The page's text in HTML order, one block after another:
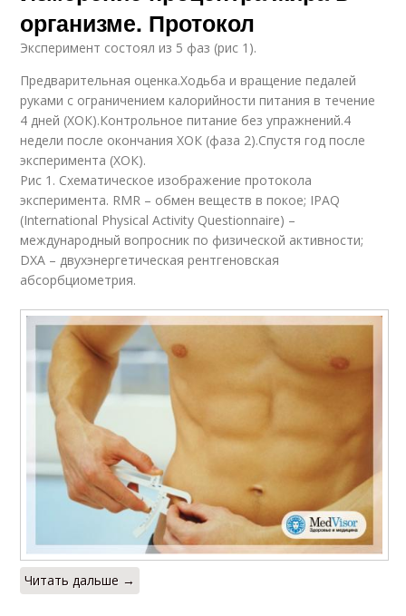
организме. Протокол
Эксперимент состоял из 5 фаз (рис 1).
Предварительная оценка.Ходьба и вращение педалей
руками с ограничением калорийности питания в течение
4 дней (ХОК).Контрольное питание без упражнений.4
недели после окончания ХОК (фаза 2).Спустя год после
эксперимента (ХОК).
Рис 1. Схематическое изображение протокола
эксперимента. RMR – обмен веществ в покое; IPAQ
(International Physical Activity Questionnaire) –
международный вопросник по физической активности;
DXA – двухэнергетическая рентгеновская
абсорбциометрия.
Читать дальше →